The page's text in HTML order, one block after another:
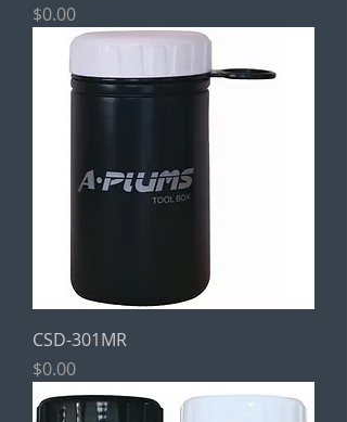
價格
$0.00
CSD-301MR
價格
$0.00